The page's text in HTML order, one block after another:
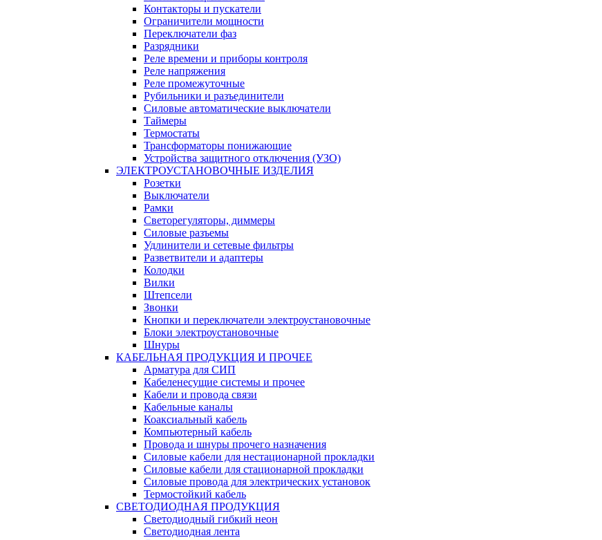
Контакторы и пускатели
Ограничители мощности
Переключатели фаз
Разрядники
Реле времени и приборы контроля
Реле напряжения
Реле промежуточные
Рубильники и разъединители
Силовые автоматические выключатели
Таймеры
Термостаты
Трансформаторы понижающие
Устройства защитного отключения (УЗО)
ЭЛЕКТРОУСТАНОВОЧНЫЕ ИЗДЕЛИЯ
Розетки
Выключатели
Рамки
Светорегуляторы, диммеры
Силовые разъемы
Удлинители и сетевые фильтры
Разветвители и адаптеры
Колодки
Вилки
Штепсели
Звонки
Кнопки и переключатели электроустановочные
Блоки электроустановочные
Шнуры
КАБЕЛЬНАЯ ПРОДУКЦИЯ И ПРОЧЕЕ
Арматура для СИП
Кабеленесущие системы и прочее
Кабели и провода связи
Кабельные каналы
Коаксиальный кабель
Компьютерный кабель
Провода и шнуры прочего назначения
Силовые кабели для нестационарной прокладки
Силовые кабели для стационарной прокладки
Силовые провода для электрических установок
Термостойкий кабель
СВЕТОДИОДНАЯ ПРОДУКЦИЯ
Светодиодный гибкий неон
Светодиодная лента